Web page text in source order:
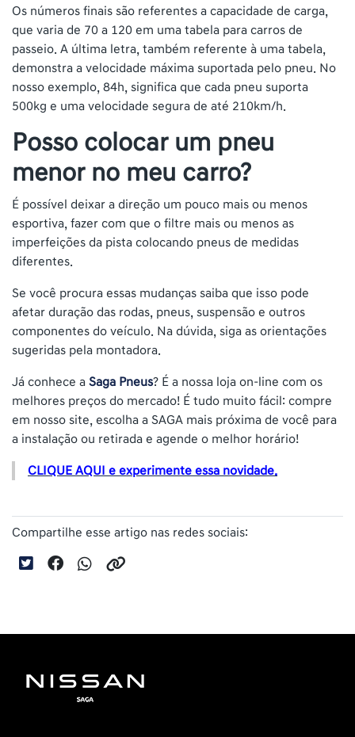
Os números finais são referentes a capacidade de carga,
que varia de 70 a 120 em uma tabela para carros de
passeio. A última letra, também referente à uma tabela,
demonstra a velocidade máxima suportada pelo pneu. No
nosso exemplo, 84h, significa que cada pneu suporta
500kg e uma velocidade segura de até 210km/h.
Posso colocar um pneu
menor no meu carro?
É possível deixar a direção um pouco mais ou menos
esportiva, fazer com que o filtre mais ou menos as
imperfeições da pista colocando pneus de medidas
diferentes.
Se você procura essas mudanças saiba que isso pode
afetar duração das rodas, pneus, suspensão e outros
componentes do veículo. Na dúvida, siga as orientações
sugeridas pela montadora.
Já conhece a Saga Pneus? É a nossa loja on-line com os
melhores preços do mercado! É tudo muito fácil: compre
em nosso site, escolha a SAGA mais próxima de você para
a instalação ou retirada e agende o melhor horário!
CLIQUE AQUI e experimente essa novidade.
Compartilhe esse artigo nas redes sociais: